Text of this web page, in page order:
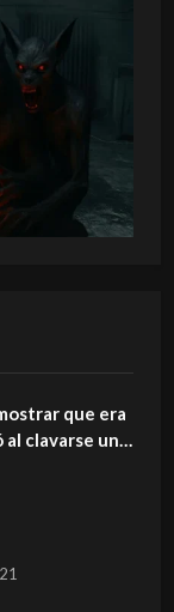
que era
clavarse un